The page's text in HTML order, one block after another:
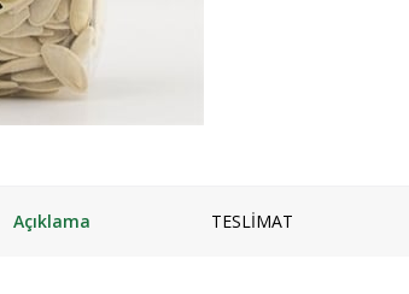
Yoğurt mayası
ve Kek Karışımları
Tatlı
Açıklama TESLİMAT